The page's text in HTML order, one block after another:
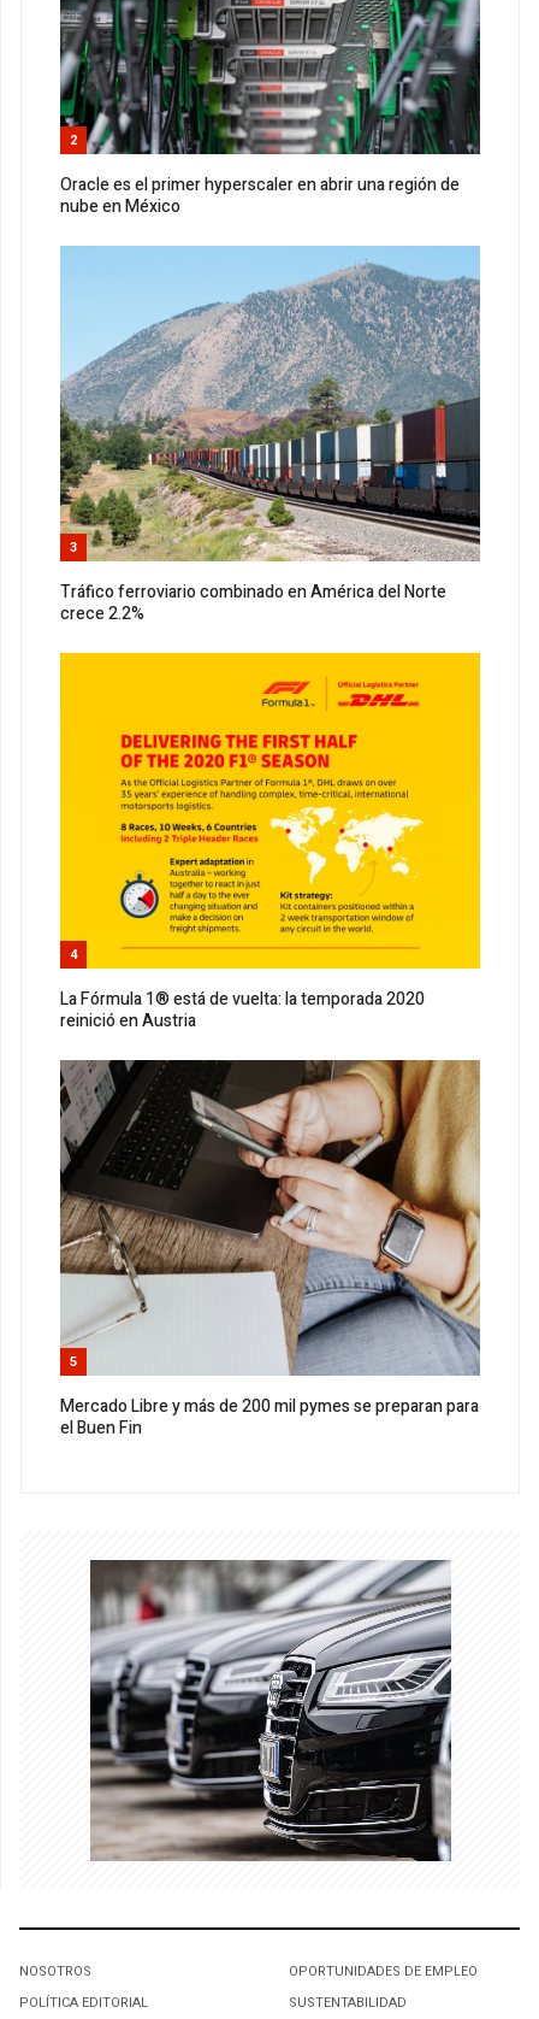
2
Oracle es el primer hyperscaler en abrir una región de
nube en México
3
Tráfico ferroviario combinado en América del Norte
crece 2.2%
4
La Fórmula 1® está de vuelta: la temporada 2020
reinició en Austria
5
Mercado Libre y más de 200 mil pymes se preparan para
el Buen Fin
NOSOTROS
POLÍTICA EDITORIAL
OPORTUNIDADES DE EMPLEO
SUSTENTABILIDAD